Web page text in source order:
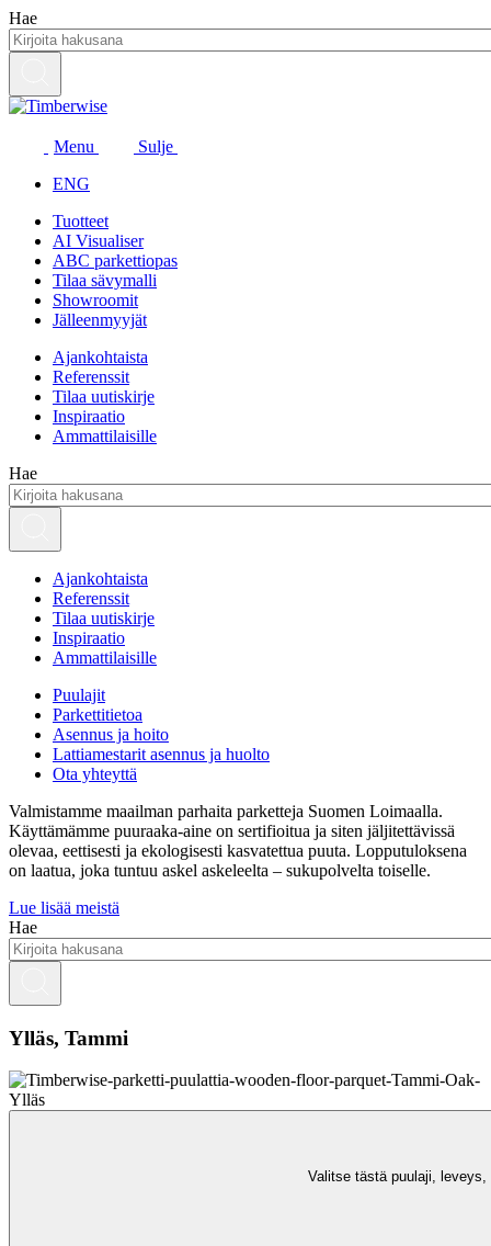
Siirry
sisältöön
Hae
Menu
Sulje
ENG
Tuotteet
AI Visualiser
ABC parkettiopas
Tilaa sävymalli
Showroomit
Jälleenmyyjät
Ajankohtaista
Referenssit
Tilaa uutiskirje
Inspiraatio
Ammattilaisille
Hae
Ajankohtaista
Referenssit
Tilaa uutiskirje
Inspiraatio
Ammattilaisille
Puulajit
Parkettitietoa
Asennus ja hoito
Lattiamestarit asennus ja huolto
Ota yhteyttä
Valmistamme maailman parhaita parketteja Suomen Loimaalla.
Käyttämämme puuraaka-aine on sertifioitua ja siten jäljitettävissä
olevaa, eettisesti ja ekologisesti kasvatettua puuta. Lopputuloksena
on laatua, joka tuntuu askel askeleelta – sukupolvelta toiselle.
Lue lisää meistä
Hae
Ylläs, Tammi
Valitse tästä puulaji,